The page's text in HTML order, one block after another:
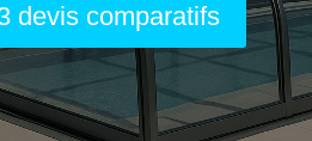
devis comparatifs